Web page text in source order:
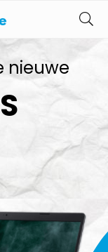
nieuwe